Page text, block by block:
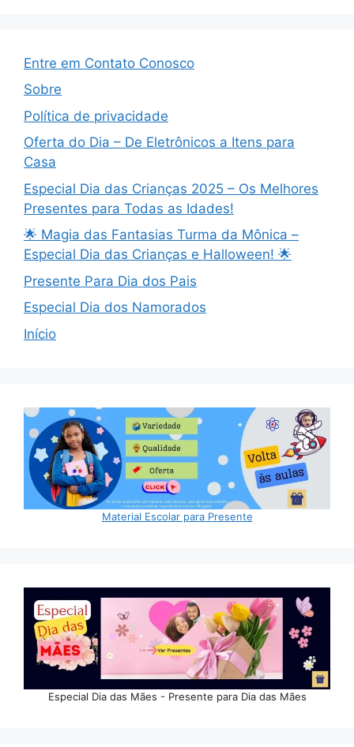
Entre em Contato Conosco
Sobre
Política de privacidade
Oferta do Dia – De Eletrônicos a Itens para
Casa
Especial Dia das Crianças 2025 – Os Melhores
Presentes para Todas as Idades!
🌟 Magia das Fantasias Turma da Mônica –
Especial Dia das Crianças e Halloween! 🌟
Presente Para Dia dos Pais
Especial Dia dos Namorados
Início
Material Escolar para Presente
Especial Dia das Mães - Presente para Dia das Mães